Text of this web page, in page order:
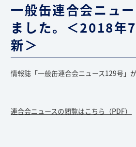
一般缶連合会ニュ
ました。＜2018年
新＞
情報誌「一般缶連合会ニュース129号」
連合会ニュースの閲覧はこちら（PDF）